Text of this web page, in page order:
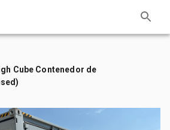
Cube Contenedor de